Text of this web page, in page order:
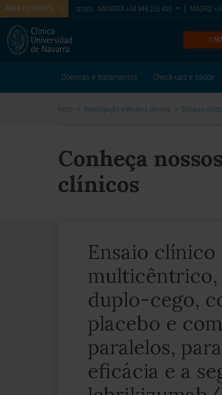
ÁREA DO DOENTE SEDES: NAVARRA +34 948 255 400 MADRID
Doenças e tratamentos Check-ups e saúde
Inicio > Investigação e ensaios clínicos > Ensaios
Conheça
clínicos
Ensaio clínico
multicêntrico,
duplo-cego,
placebo e
paralelos,
eficácia e a